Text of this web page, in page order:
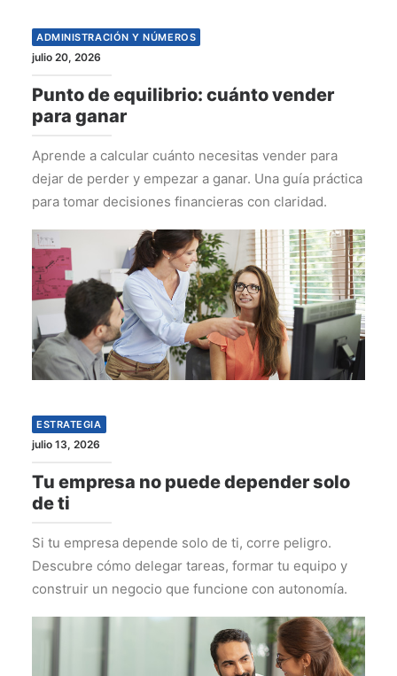
ADMINISTRACIÓN Y NÚMEROS
julio 20, 2026
Punto de equilibrio: cuánto vender
para ganar
Aprende a calcular cuánto necesitas vender para
dejar de perder y empezar a ganar. Una guía práctica
para tomar decisiones financieras con claridad.
ESTRATEGIA
julio 13, 2026
Tu empresa no puede depender solo
de ti
Si tu empresa depende solo de ti, corre peligro.
Descubre cómo delegar tareas, formar tu equipo y
construir un negocio que funcione con autonomía.